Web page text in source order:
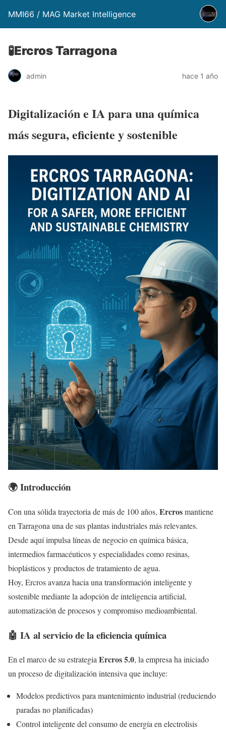
MMI66 / MAG Market Intelligence
🧪Ercros Tarragona
admin hace 1 año
Digitalización e IA para una química
más segura, eficiente y sostenible
🌍 Introducción
Con una sólida trayectoria de más de 100 años, Ercrosmantiene
en Tarragona una de sus plantas industriales más relevantes.
Desde aquí impulsa líneas de negocio en química básica,
intermedios farmacéuticos y especialidades como resinas,
bioplásticos y productos de tratamiento de agua.
Hoy, Ercros avanza hacia una transformación inteligente y
sostenible mediante la adopción de inteligencia artificial,
automatización de procesos y compromiso medioambiental.
🤖 IA al servicio de la eficiencia química
En el marco de su estrategiaErcros 5.0, la empresa ha iniciado
un proceso de digitalización intensiva que incluye:
Modelos predictivos para mantenimiento industrial (reduciendo
paradas no planificadas)
Control inteligente del consumo de energía en electrolisis